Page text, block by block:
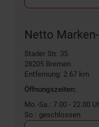
Netto
Stader Str. 35
28205 Bremen
Entfernung: 2.67 km
Öffnungszeiten:
Mo.-Sa.: 7.00 - 22.00
So.: geschlossen